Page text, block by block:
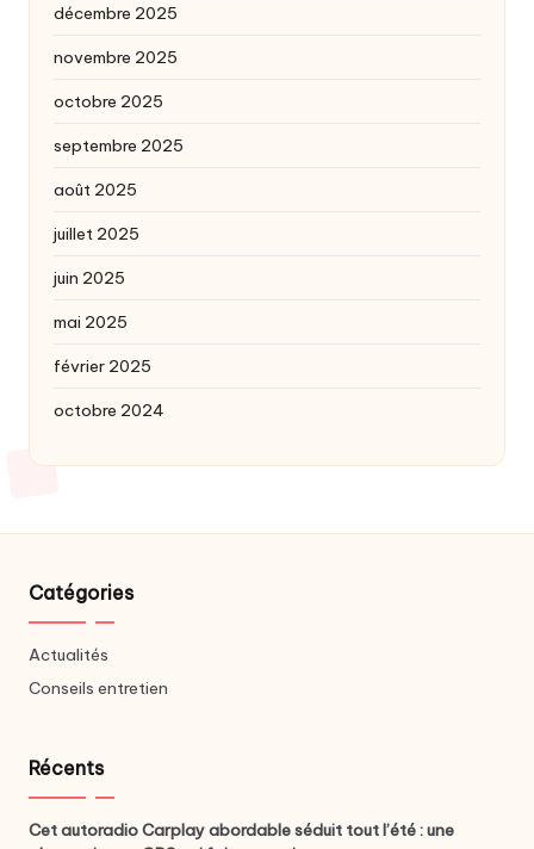
décembre 2025
novembre 2025
octobre 2025
septembre 2025
août 2025
juillet 2025
juin 2025
mai 2025
février 2025
octobre 2024
Catégories
Actualités
Conseils entretien
Récents
Cet autoradio Carplay abordable séduit tout l’été : une